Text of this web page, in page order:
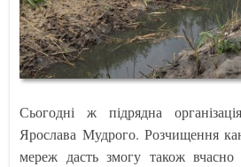
Сьогодні ж підрядна
Ярослава Мудрого. Розчищення
мереж дасть змогу також вчасно